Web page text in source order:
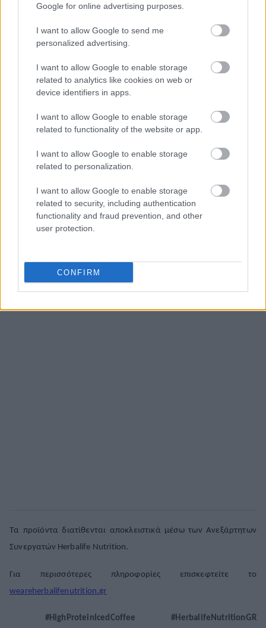
Google for online advertising purposes.
I want to allow Google to send me
personalized advertising.
I want to allow Google to enable storage
related to analytics like cookies on web or
device identifiers in apps.
I want to allow Google to enable storage
related to functionality of the website or app.
I want to allow Google to enable storage
related to personalization.
I want to allow Google to enable storage
related to security, including authentication
functionality and fraud prevention, and other
user protection.
CONFIRM
σε συσκευασία 322gr/ Προτεινόμενη Τιμή Λιανικής με Φ.Π.Α.:
Τα προϊόντα διατίθενται αποκλειστικά μέσω των Ανεξάρτητων
Συνεργατών Herbalife Nutrition.
Για περισσότερες πληροφορίες επισκεφτείτε το
weareherbalifenutrition.gr
#HighProteinIcedCoffee #HerbalifeNutritionGR